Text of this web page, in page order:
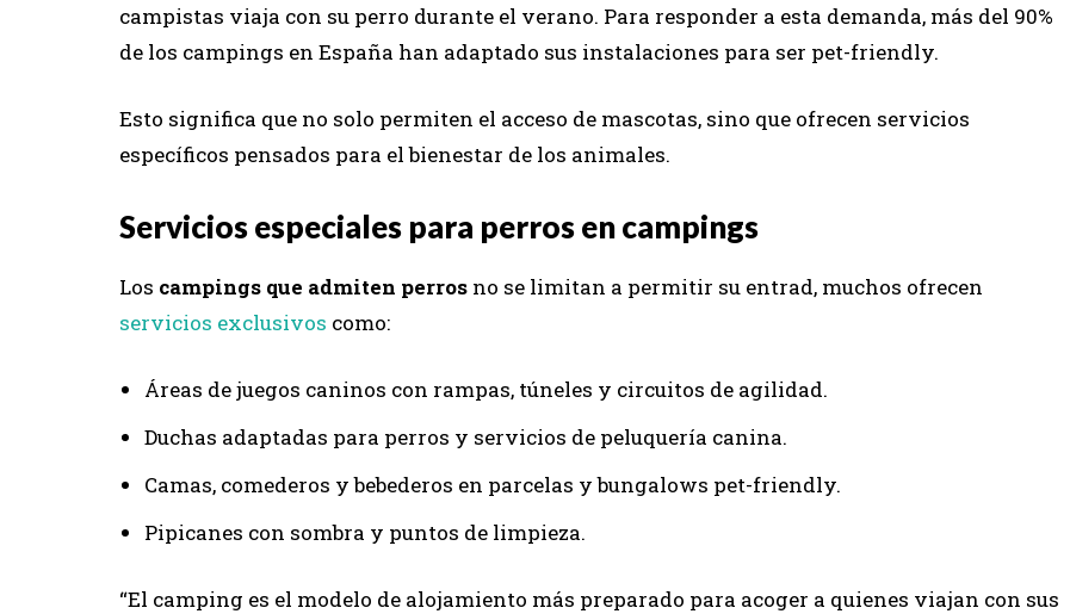
campistas viaja con su perro durante el verano. Para responder a esta demanda, más del 90%
de los campings en España han adaptado sus instalaciones para ser pet-friendly.
Esto significa que no solo permiten el acceso de mascotas, sino que ofrecen servicios
específicos pensados para el bienestar de los animales.
Servicios especiales para perros en campings
Los campings que admiten perros no se limitan a permitir su entrad, muchos ofrecen
servicios exclusivos como:
Áreas de juegos caninos con rampas, túneles y circuitos de agilidad.
Duchas adaptadas para perros y servicios de peluquería canina.
Camas, comederos y bebederos en parcelas y bungalows pet-friendly.
Pipicanes con sombra y puntos de limpieza.
“El camping es el modelo de alojamiento más preparado para acoger a quienes viajan con sus